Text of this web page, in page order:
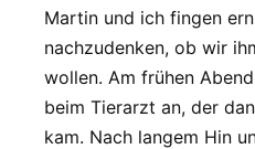
Martin und ich fingen
nachzudenken, ob wir
wollen. Am frühen
beim Tierarzt an, der
kam. Nach langem Hin